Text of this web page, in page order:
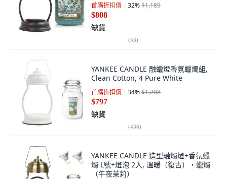
首購折扣價 32%$1,189
$808
缺貨
(53)
YANKEE CANDLE 融蠟燈香氛蠟燭組,
Clean Cotton, 4 Pure White
首購折扣價 34%$1,208
$797
缺貨
(438)
YANKEE CANDLE 造型融燭燈+香氛蠟
燭 L號+燈泡 2入, 溫暖（復古），蠟燭
（午夜茉莉）